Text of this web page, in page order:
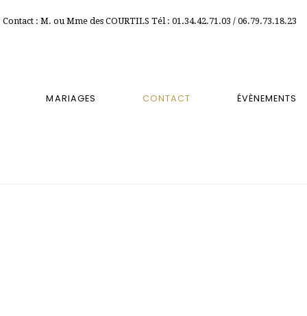
Contact : M. ou Mme des COURTILS Tél : 01.34.42.71.03 / 06.79.73.18.23
MARIAGES CONTACT ÉVÈNEMENTS